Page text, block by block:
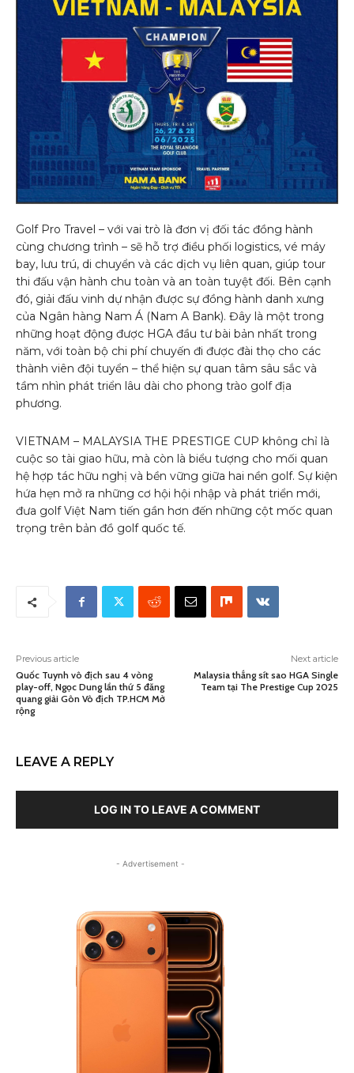
Golf Pro Travel – với vai trò là đơn vị đối tác đồng hành
cùng chương trình – sẽ hỗ trợ điều phối logistics, vé máy
bay, lưu trú, di chuyển và các dịch vụ liên quan, giúp tour
thi đấu vận hành chu toàn và an toàn tuyệt đối. Bên cạnh
đó, giải đấu vinh dự nhận được sự đồng hành danh xưng
của Ngân hàng Nam Á (Nam A Bank). Đây là một trong
những hoạt động được HGA đầu tư bài bản nhất trong
năm, với toàn bộ chi phí chuyến đi được đài thọ cho các
thành viên đội tuyển – thể hiện sự quan tâm sâu sắc và
tầm nhìn phát triển lâu dài cho phong trào golf địa
phương.
VIETNAM – MALAYSIA THE PRESTIGE CUP không chỉ là
cuộc so tài giao hữu, mà còn là biểu tượng cho mối quan
hệ hợp tác hữu nghị và bền vững giữa hai nền golf. Sự kiện
hứa hẹn mở ra những cơ hội hội nhập và phát triển mới,
đưa golf Việt Nam tiến gần hơn đến những cột mốc quan
trọng trên bản đồ golf quốc tế.
Previous article
Quốc Tuynh vô địch sau 4 vòng
play-off, Ngọc Dung lần thứ 5 đăng
quang giải Gôn Vô địch TP.HCM Mở
rộng
Next article
Malaysia thắng sít sao HGA Single
Team tại The Prestige Cup 2025
LEAVE A REPLY
LOG IN TO LEAVE A COMMENT
- Advertisement -